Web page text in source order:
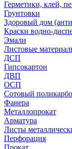
Герметики, клей,
Грунтовки
Здоровый дом
Краски водно-
Эмали
Листовые
ДСП
Гипсокартон
ДВП
ОСП
Сотовый
Фанера
Металлопрокат
Арматура
Листы
Перфорация
Прокат